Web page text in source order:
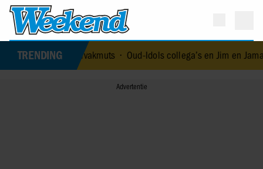
TRENDING
met bivakmuts Oud-Idols collega’s en Jim en Jamai staan